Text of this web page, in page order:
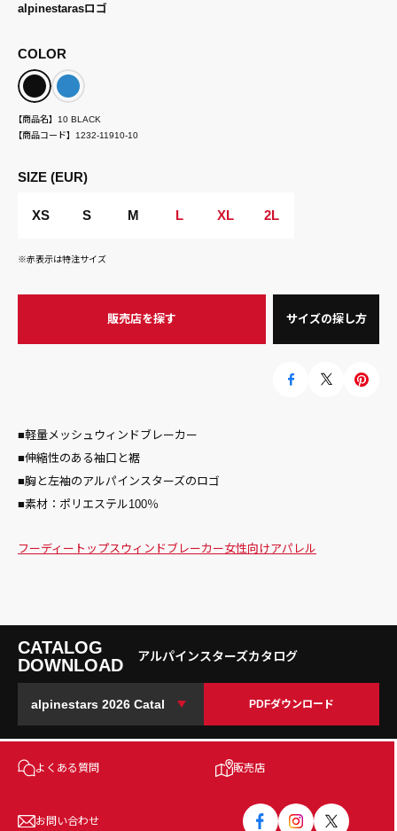
alpinestarasロゴ
COLOR
【商品名】 10 BLACK
【商品コード】 1232-11910-10
SIZE (EUR)
XS S M L XL 2L
※赤表示は特注サイズ
販売店を探す サイズの探し方
■軽量メッシュウィンドブレーカー
■伸縮性のある袖口と裾
■胸と左袖のアルパインスターズのロゴ
■素材：ポリエステル100％
フーディー トップス ウィンドブレーカー女性向けアパレル
CATALOG
DOWNLOAD
アルパインスターズカタログ
PDFダウンロード
よくある質問 販売店
お問い合わせ